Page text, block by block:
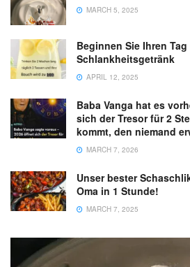
MARCH 5, 2025
Beginnen Sie Ihren
Schlankheitsgetränk
APRIL 12, 2025
Baba Vanga hat es
sich der Tresor für 2
kommt, den niemand
MARCH 7, 2026
Unser bester
Oma in 1 Stunde!
MARCH 7, 2025